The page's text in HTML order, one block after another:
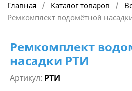
Главная / Каталог товаров /
Ремкомплект водомётной
Ремкомплект
насадки РТИ
Артикул: РТИ